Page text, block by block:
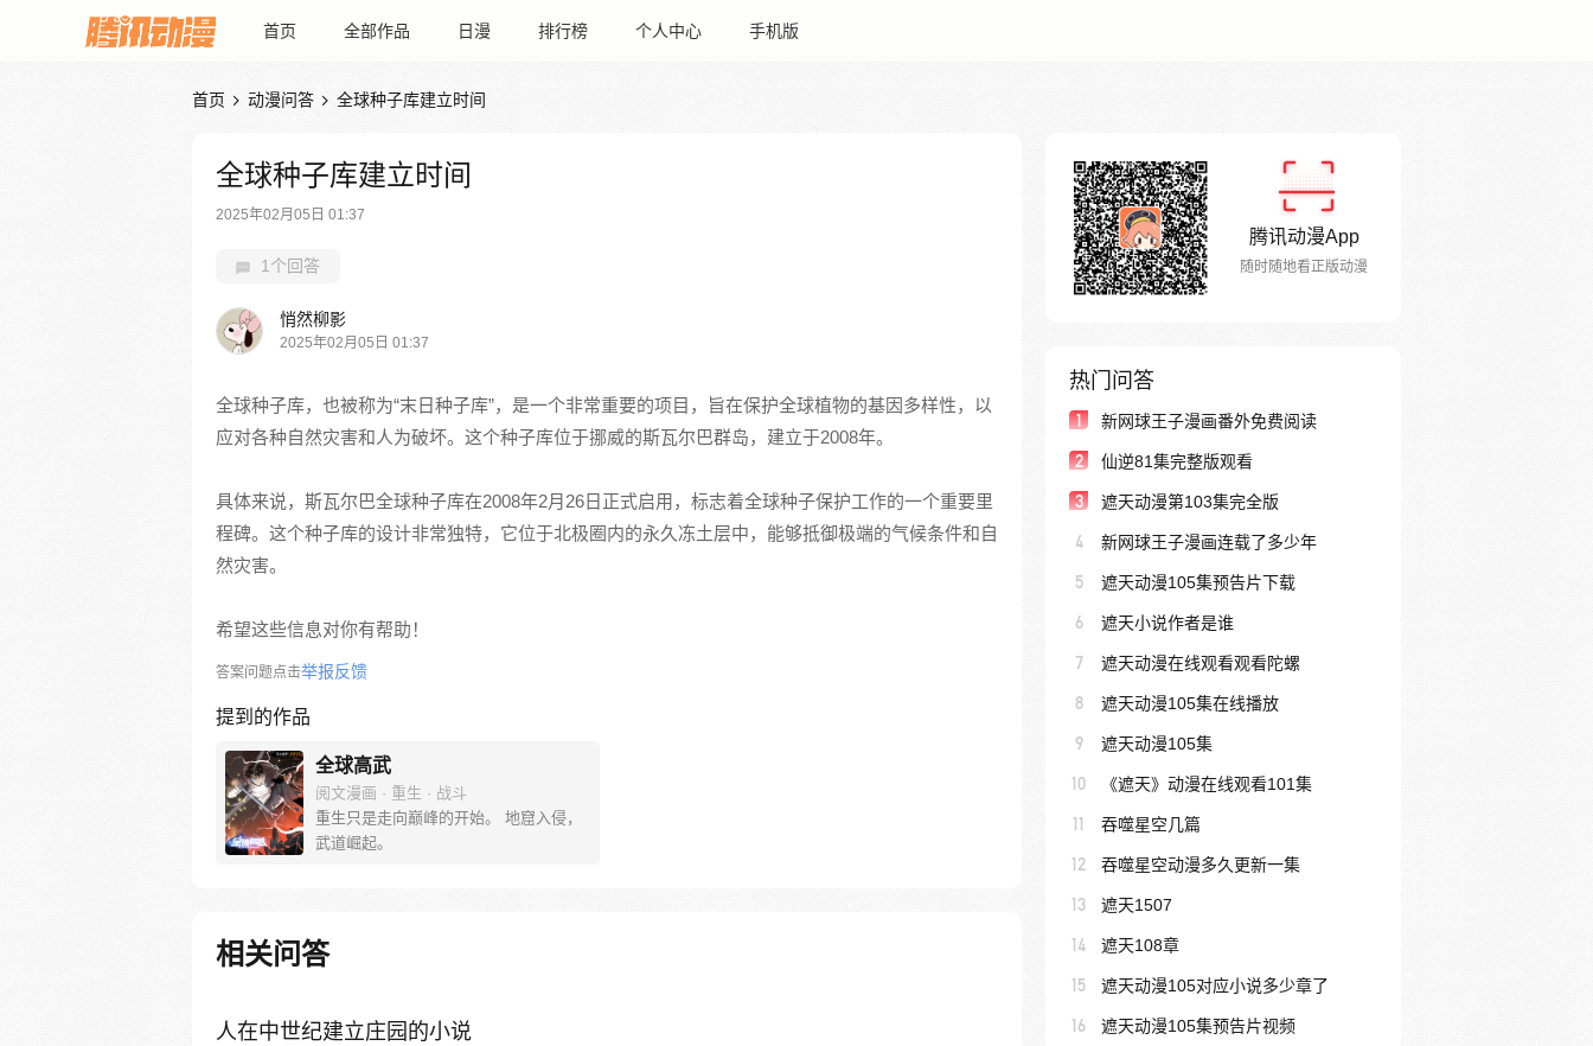
首页 全部作品 日漫 排行榜 个人中心 手机版
首页  动漫问答  全球种子库建立时间
全球种子库建立时间
2025年02月05日 01:37
1个回答
悄然柳影
2025年02月05日 01:37
全球种子库，也被称为“末日种子库”，是一个非常重要的项目，旨在保护全球植物的基因多样性，以
应对各种自然灾害和人为破坏。这个种子库位于挪威的斯瓦尔巴群岛，建立于2008年。
具体来说，斯瓦尔巴全球种子库在2008年2月26日正式启用，标志着全球种子保护工作的一个重要里
程碑。这个种子库的设计非常独特，它位于北极圈内的永久冻土层中，能够抵御极端的气候条件和自
然灾害。
希望这些信息对你有帮助！
答案问题点击举报反馈
提到的作品
全球高武
阅文漫画 · 重生 · 战斗
重生只是走向巅峰的开始。 地窟入侵，
武道崛起。
相关问答
人在中世纪建立庄园的小说
腾讯动漫App
随时随地看正版动漫
热门问答
1 新网球王子漫画番外免费阅读
2 仙逆81集完整版观看
3 遮天动漫第103集完全版
4 新网球王子漫画连载了多少年
5 遮天动漫105集预告片下载
6 遮天小说作者是谁
7 遮天动漫在线观看观看陀螺
8 遮天动漫105集在线播放
9 遮天动漫105集
10 《遮天》动漫在线观看101集
11 吞噬星空几篇
12 吞噬星空动漫多久更新一集
13 遮天1507
14 遮天108章
15 遮天动漫105对应小说多少章了
16 遮天动漫105集预告片视频